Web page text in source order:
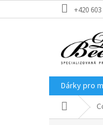
na
+420
Dárky pro
Domů